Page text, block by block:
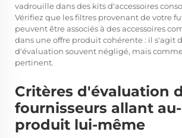
vadrouille dans des kits d'accessoires
Vérifiez que les filtres provenant de votre
peuvent être associés à des accessoires
dans une offre produit cohérente : il s'agit
d'évaluation souvent négligé, mais
pertinent.
Critères d'évaluation
fournisseurs allant
produit lui-même